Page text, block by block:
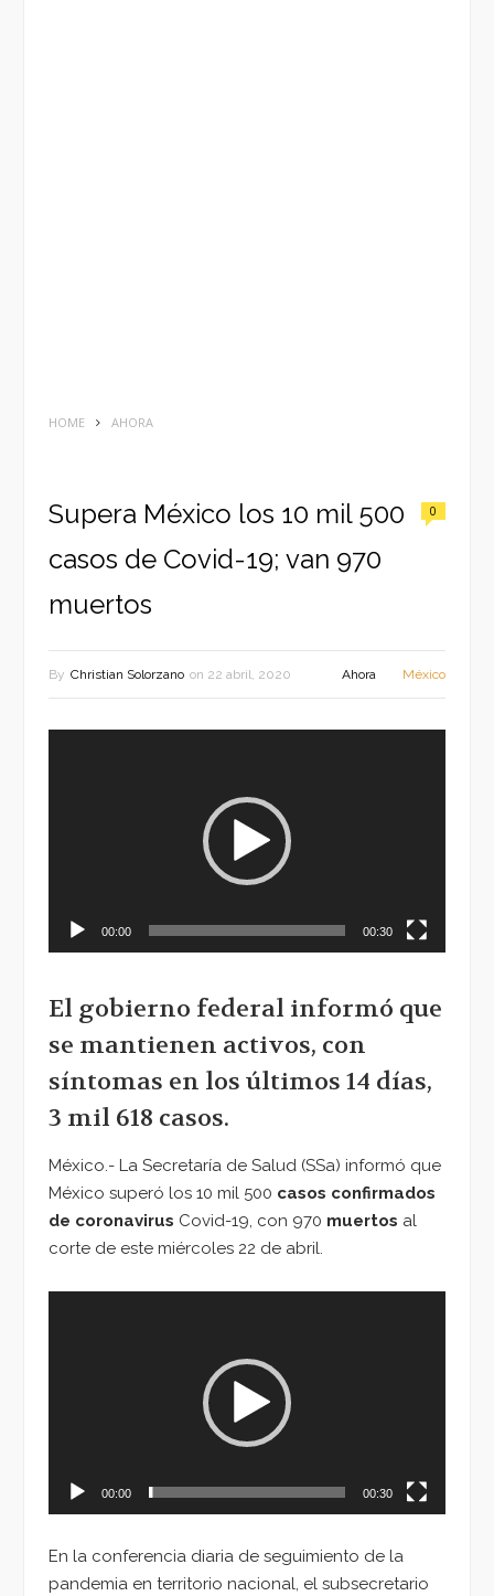
HOME AHORA
Supera México los 10 mil 500
casos de Covid-19; van 970
muertos
0
By Christian Solorzano on 22 abril, 2020 Ahora México
00:00 00:30
El gobierno federal informó que
se mantienen activos, con
síntomas en los últimos 14 días,
3 mil 618 casos.
México.- La Secretaría de Salud (SSa) informó que
México superó los 10 mil 500 casos confirmados
de coronavirus Covid-19, con 970 muertos al
corte de este miércoles 22 de abril.
00:00 00:30
En la conferencia diaria de seguimiento de la
pandemia en territorio nacional, el subsecretario